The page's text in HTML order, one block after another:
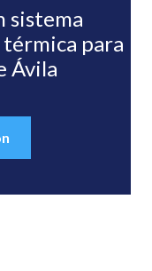
sistema
para
Ávila